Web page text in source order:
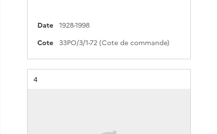
Date
1928-1998
Cote
33PO/3/1-72 (Cote de commande)
Résultat n°
4